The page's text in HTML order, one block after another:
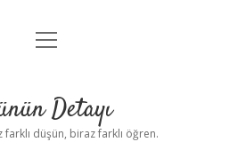
Anasayfa
Yasal Uyarı
menüyü
Detayı
farklı düşün, biraz farklı öğren.